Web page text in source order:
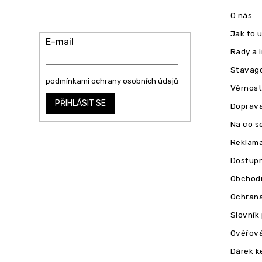
E-mail
podmínkami ochrany osobních údajů
PŘIHLÁSIT SE
O nás
Jak to
Rady a
Na co
Slovník
Dárek